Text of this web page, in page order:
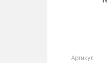
Артикул